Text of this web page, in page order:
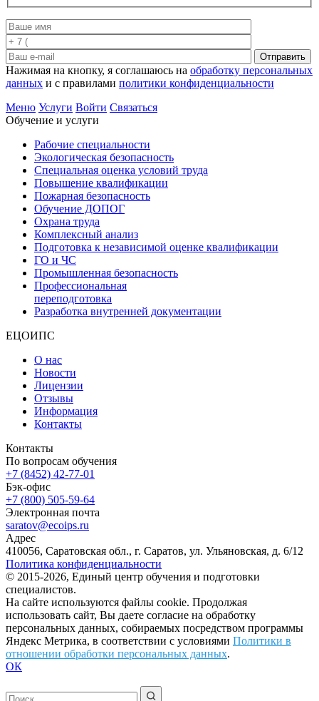
Отправить
Нажимая на кнопку, я соглашаюсь на обработку персональных
данных и с правилами политики конфиденциальности
Меню Услуги Войти Связаться
Обучение и услуги
Рабочие специальности
Экологическая безопасность
Специальная оценка условий труда
Повышение квалификации
Пожарная безопасность
Обучение ДОПОГ
Охрана труда
Комплексный анализ
Подготовка к независимой оценке квалификации
ГО и ЧС
Промышленная безопасность
Профессиональная
переподготовка
Разработка внутренней документации
ЕЦОИПС
О нас
Новости
Лицензии
Отзывы
Информация
Контакты
Контакты
По вопросам обучения
+7 (8452) 42-77-01
Бэк-офис
+7 (800) 505-59-64
Электронная почта
saratov@ecoips.ru
Адрес
410056, Саратовская обл., г. Саратов, ул. Ульяновская, д. 6/12
Политика конфиденциальности
© 2015-2026, Единый центр обучения и подготовки
специалистов.
На сайте используются файлы cookie. Продолжая
использовать сайт, Вы даете согласие на обработку
персональных данных, собираемых посредством программы
Яндекс Метрика, в соответствии с условиями Политики в
отношении обработки персональных данных.
ОК